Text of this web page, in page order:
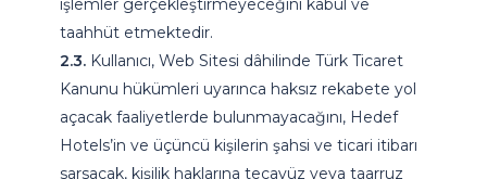
işlemler gerçekleştirmeyeceğini kabul ve
taahhüt etmektedir.
2.3. Kullanıcı, Web Sitesi dâhilinde Türk Ticaret
Kanunu hükümleri uyarınca haksız rekabete yol
açacak faaliyetlerde bulunmayacağını, Hedef
Hotels’in ve üçüncü kişilerin şahsi ve ticari itibarı
sarsacak, kişilik haklarına tecavüz veya taarruz